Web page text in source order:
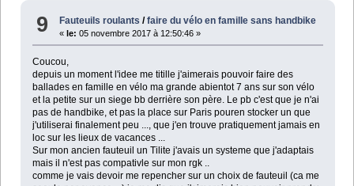
9 Fauteuils roulants /faire du vélo en famille sans handbike
«le: 05 novembre 2017 à 12:50:46 »
Coucou,
depuis un moment l'idee me titille j'aimerais pouvoir faire des
ballades en famille en vélo ma grande abientot 7 ans sur son vélo
et la petite sur un siege bb derrière son père. Le pb c'est que je n'ai
pas de handbike, et pas la place sur Paris pouren stocker un que
j'utiliserai finalement peu ..., que j'en trouve pratiquement jamais en
loc sur les lieux de vacances ...
Sur mon ancien fauteuil un Tilite j'avais un systeme que j'adaptais
mais il n'est pas compativle sur mon rgk ..
comme je vais devoir me repencher sur un choix de fauteuil (ca me